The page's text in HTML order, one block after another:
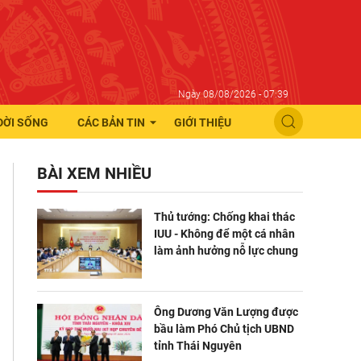
Ngày 08/08/2026 - 07:39
SỐNG CÁC BẢN TIN GIỚI THIỆU
BÀI XEM NHIỀU
Thủ tướng: Chống khai thác
IUU - Không để một cá nhân
làm ảnh hưởng nỗ lực chung
Ông Dương Văn Lượng được
bầu làm Phó Chủ tịch UBND
tỉnh Thái Nguyên